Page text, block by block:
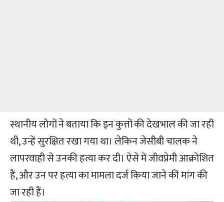
स्थानीय लोगों ने बताया कि इन कुत्तों की देखभाल की जा रही
थी, उन्हें सुरक्षित रखा गया था। लेकिन जेसीबी चालक ने
लापरवाही से उनकी हत्या कर दी। ऐसे में जीवप्रेमी आक्रोशित
हैं, और उन पर हत्या का मामला दर्ज किया जाने की मांग की
जा रही हैं।